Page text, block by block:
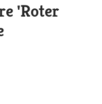
'Roter